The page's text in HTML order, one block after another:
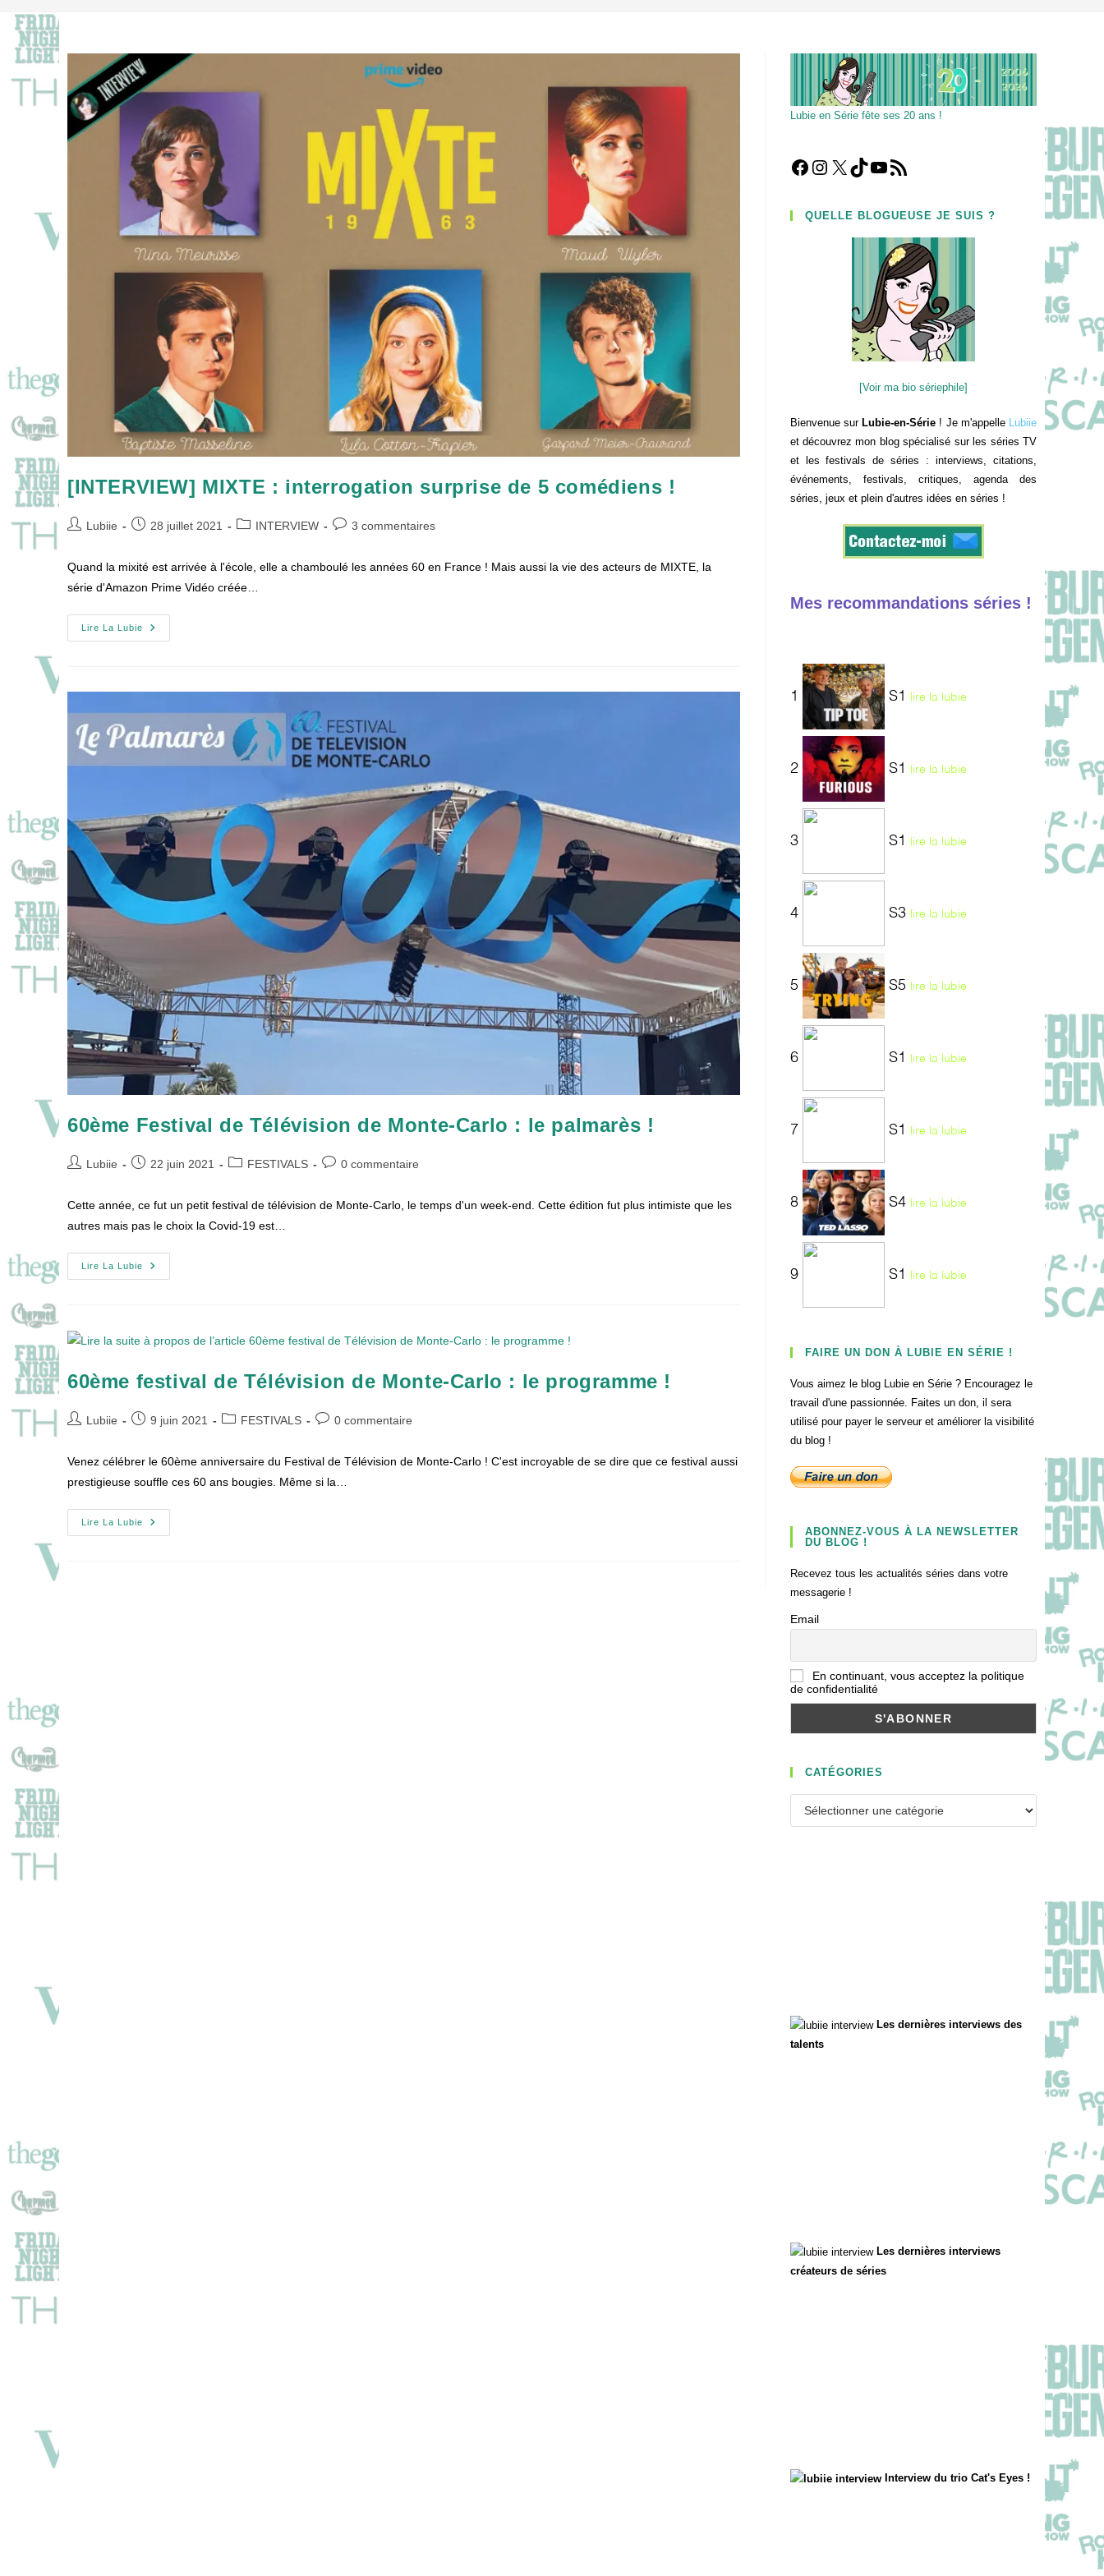
[INTERVIEW] MIXTE : interrogation surprise de 5 comédiens !
Auteur/autrice
publication :
Lubiie
Publication
28 juillet 2021
PostINTERVIEW
Commentaires
3 commentaires
Quand la mixité est arrivée à l'école, elle a chamboulé les années 60 en France ! Mais aussi la vie des acteurs de MIXTE, la
série d'Amazon Prime Vidéo créée…
Lire La Lubie
[INTERVIEW]
MIXTE
60ème Festival de Télévision de Monte-Carlo : le palmarès !
Auteur/autrice
Lubiie
Publication
22 juin 2021
PostFESTIVALS
Commentaires
0 commentaire
Cette année, ce fut un petit festival de télévision de Monte-Carlo, le temps d'un week-end. Cette édition fut plus intimiste que les
autres mais pas le choix la Covid-19 est…
Lire La Lubie
60ème
Festival
Carlo
:
!
60ème festival de Télévision de Monte-Carlo : le programme !
Auteur/autrice
Lubiie
Publication
9 juin 2021
PostFESTIVALS
Commentaires
0 commentaire
Venez célébrer le 60ème anniversaire du Festival de Télévision de Monte-Carlo ! C'est incroyable de se dire que ce festival aussi
prestigieuse souffle ces 60 ans bougies. Même si la…
Lire La Lubie
60ème
Festival
Lubie en Série fête ses 20 ans !
Facebook
Instagram
X TikTokYouTube
Flux RSS
QUELLE BLOGUEUSE JE SUIS ?
[Voir ma bio sériephile]
Bienvenue sur Lubie-en-Série ! Je m'appelle Lubiie
et découvrez mon blog spécialisé sur les séries TV
et les festivals de séries : interviews, citations,
événements, festivals, critiques, agenda des
séries, jeux et plein d'autres idées en séries !
Mes recommandations séries !
1 S1 lire la lubie
2 S1 lire la lubie
3 S1 lire la lubie
4 S3 lire la lubie
5 S5 lire la lubie
6 S1 lire la lubie
7 S1 lire la lubie
8 S4 lire la lubie
9 S1 lire la lubie
FAIRE UN DON À LUBIE EN SÉRIE !
Vous aimez le blog Lubie en Série ? Encouragez le
travail d'une passionnée. Faites un don, il sera
utilisé pour payer le serveur et améliorer la visibilité
du blog !
ABONNEZ-VOUS À LA NEWSLETTER
DU BLOG !
Recevez tous les actualités séries dans votre
messagerie !
Email
En continuant, vous acceptez la politique
de confidentialité
CATÉGORIES
Les dernières interviews des
talents
Les dernières interviews
créateurs de séries
Interview du trio Cat's Eyes !